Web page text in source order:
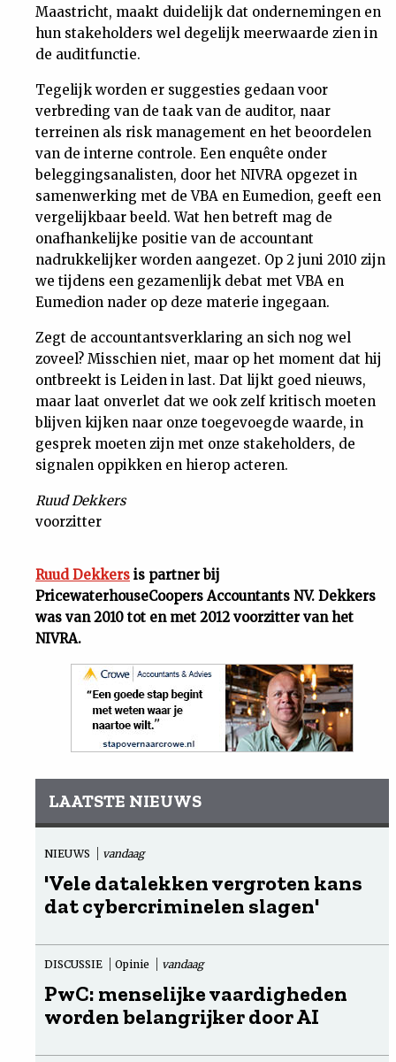
Maastricht, maakt duidelijk dat ondernemingen en
hun stakeholders wel degelijk meerwaarde zien in
de auditfunctie.
Tegelijk worden er suggesties gedaan voor
verbreding van de taak van de auditor, naar
terreinen als risk management en het beoordelen
van de interne controle. Een enquête onder
beleggingsanalisten, door het NIVRA opgezet in
samenwerking met de VBA en Eumedion, geeft een
vergelijkbaar beeld. Wat hen betreft mag de
onafhankelijke positie van de accountant
nadrukkelijker worden aangezet. Op 2 juni 2010 zijn
we tijdens een gezamenlijk debat met VBA en
Eumedion nader op deze materie ingegaan.
Zegt de accountantsverklaring an sich nog wel
zoveel? Misschien niet, maar op het moment dat hij
ontbreekt is Leiden in last. Dat lijkt goed nieuws,
maar laat onverlet dat we ook zelf kritisch moeten
blijven kijken naar onze toegevoegde waarde, in
gesprek moeten zijn met onze stakeholders, de
signalen oppikken en hierop acteren.
Ruud Dekkers
voorzitter
Ruud Dekkers is partner bij
PricewaterhouseCoopers Accountants NV. Dekkers
was van 2010 tot en met 2012 voorzitter van het
NIVRA.
LAATSTE NIEUWS
NIEUWS vandaag
'Vele datalekken vergroten kans
dat cybercriminelen slagen'
DISCUSSIE Opinie vandaag
PwC: menselijke vaardigheden
worden belangrijker door AI